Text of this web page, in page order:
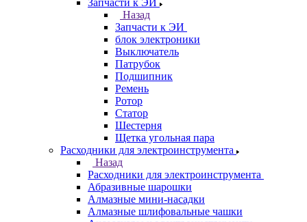
Запчасти к ЭИ
Назад
Запчасти к ЭИ
блок электроники
Выключатель
Патрубок
Подшипник
Ремень
Ротор
Статор
Шестерня
Щетка угольная пара
Расходники для электроинструмента
Назад
Расходники для электроинструмента
Абразивные шарошки
Алмазные мини-насадки
Алмазные шлифовальные чашки